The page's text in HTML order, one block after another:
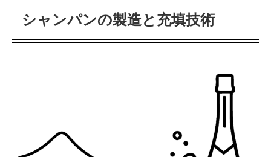
シャンパンの製造と充填技術